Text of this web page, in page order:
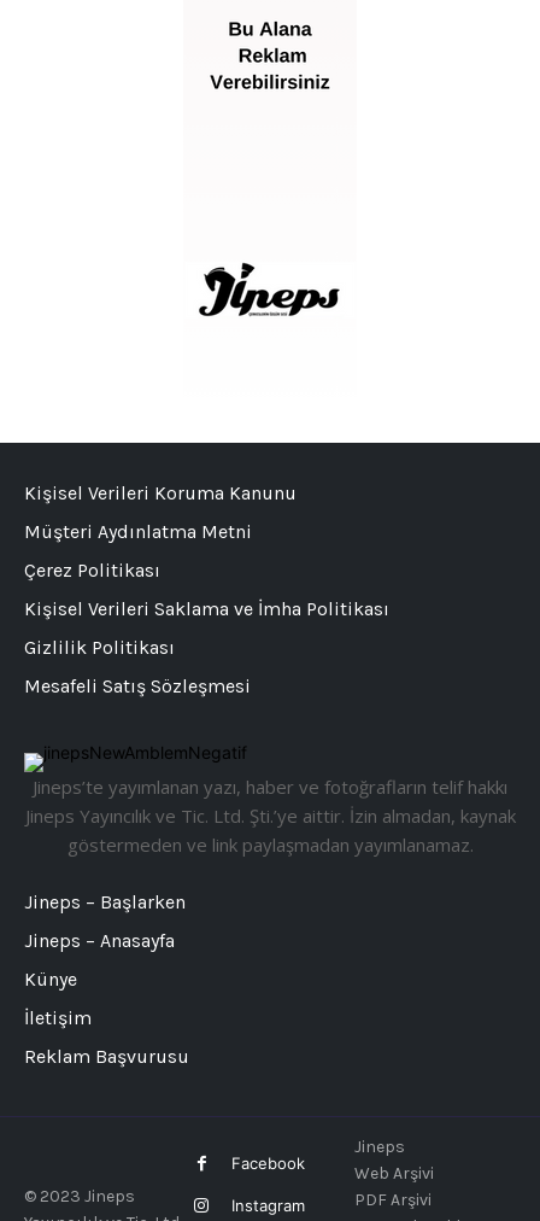
Jineps’te yayımlanan yazı, haber ve fotoğrafların telif hakkı
Jineps Yayıncılık ve Tic. Ltd. Şti.’ye aittir. İzin almadan, kaynak
göstermeden ve link paylaşmadan yayımlanamaz.
Jineps – Başlarken
Jineps – Anasayfa
Künye
İletişim
Reklam Başvurusu
Kişisel Verileri Koruma Kanunu
Müşteri Aydınlatma Metni
Çerez Politikası
Kişisel Verileri Saklama ve İmha Politikası
Gizlilik Politikası
Mesafeli Satış Sözleşmesi
© 2023 Jineps
Facebook
Instagram
Jineps
Web Arşivi
PDF Arşivi